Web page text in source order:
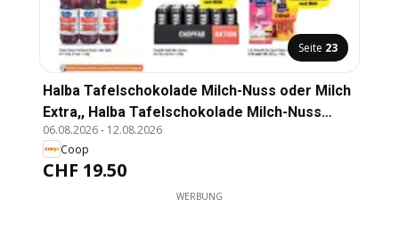
Seite 23
Halba Tafelschokolade Milch-Nuss oder Milch
Extra,, Halba Tafelschokolade Milch-Nuss
oder Milch Extra, Fairtrade Max Havelaar, 20 x
100 g, Multipack (100 g = -98)
06.08.2026- 12.08.2026
Coop
CHF 19.50
WERBUNG